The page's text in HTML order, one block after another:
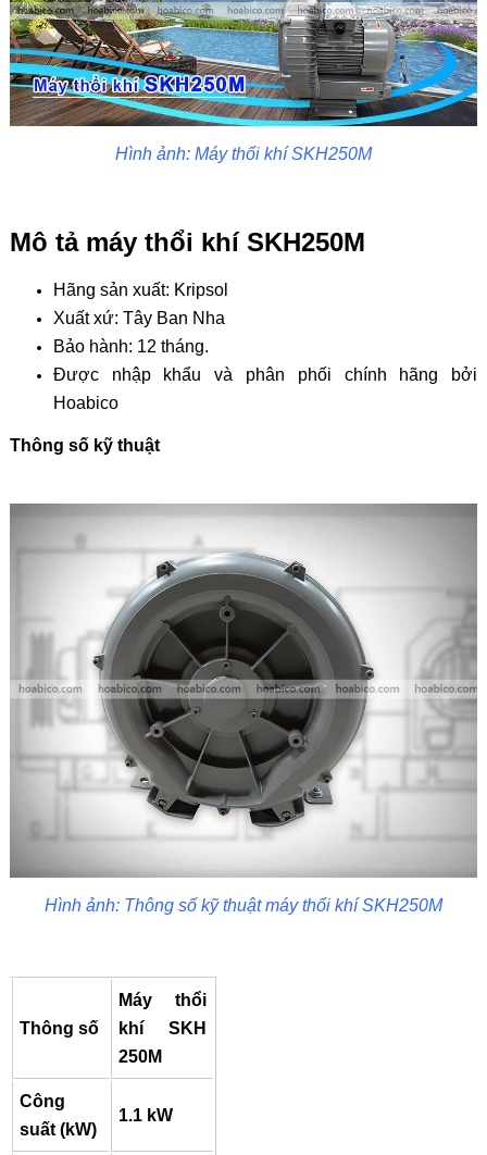
Hình ảnh: Máy thổi khí SKH250M
Mô tả máy thổi khí SKH250M
Hãng sản xuất: Kripsol
Xuất xứ: Tây Ban Nha
Bảo hành: 12 tháng.
Được nhập khẩu và phân phối chính hãng bởi
Hoabico
Thông số kỹ thuật
Hình ảnh: Thông số kỹ thuật máy thổi khí SKH250M
Thông số
Máy thổi
khí SKH
250M
Công
suất (kW)
1.1 kW